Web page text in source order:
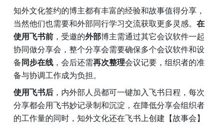
知外文化签约的博主都有丰富的经验和故事值得分享，
当然他们也需要和外部同行学习交流获取更多灵感。 在
使用飞书前 ，受邀的外部博主需通过其它会议软件一起
协同做分享会，整个分享会需要确保多个会议软件和设
备同步在线 ，会后还需再次整理会议记要，组织者的准
备与协调工作成为负担。
使用飞书后 ，内外部人员都可一键加入飞书日程，每次
分享都会用飞书妙记录制和沉淀，在降低分享会组织者
的工作量的同时，知外文化还在飞书上创建【故事会】